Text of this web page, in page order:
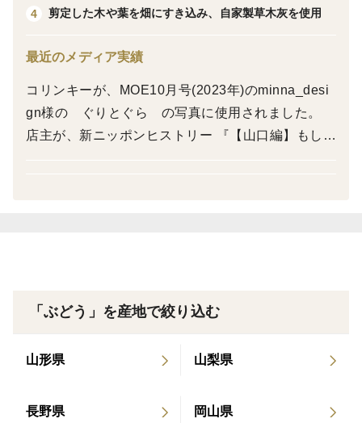
にこぎつけました！
小さなお子様から、年配の方まで、
幅広い方に食べて頂ける人気の小粒ブドウです。
ますが（笑）
糖度も高く、とても甘く、子供達も喜んで食べてくれま
平均して、糖度は20度前後でした。
4
剪定した木や葉を畑にすき込み、自家製草木灰を使用
最近のメディア実績
コリンキーが、MOE10月号(2023年)のminna_desi
gn様の ぐりとぐら の写真に使用されました。
店主が、新ニッポンヒストリー 『【山口編】もし
山は？！』 『【岡山編】もしも、宮本武蔵が5人い
を治めていたら』 に声の出演をしました。
「ぶどう」を産地で絞り込む
山形県 山梨県
長野県 岡山県